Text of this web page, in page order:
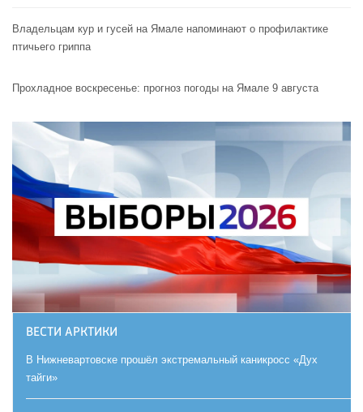
Владельцам кур и гусей на Ямале напоминают o профилактике
птичьего гриппа
Прохладное воскресенье: прогноз погоды на Ямале 9 августа
ВЕСТИ АРКТИКИ
В Нижневартовске прошёл экстремальный каникросс «Дух
тайги»